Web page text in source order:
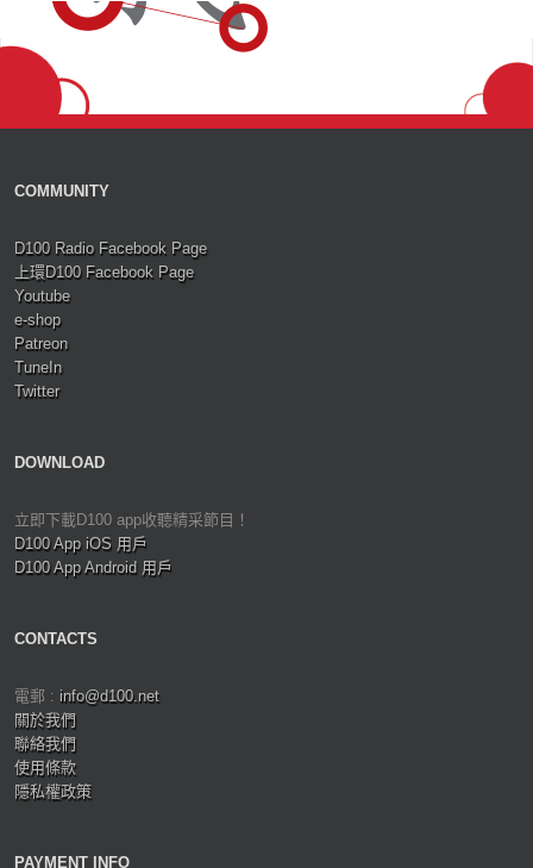
COMMUNITY
D100 Radio Facebook Page
上環D100 Facebook Page
Youtube
e-shop
Patreon
TuneIn
Twitter
DOWNLOAD
立即下載D100 app收聽精采節目！
D100 App iOS 用戶
D100 App Android 用戶
CONTACTS
電郵 : info@d100.net
關於我們
聯絡我們
使用條款
隱私權政策
PAYMENT INFO